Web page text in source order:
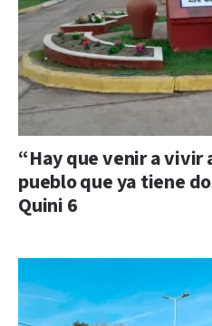
“Hay que venir a vivir
pueblo que ya tiene
Quini 6